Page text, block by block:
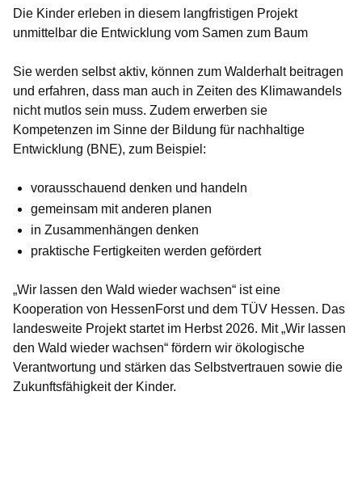
Die Kinder erleben in diesem langfristigen Projekt
unmittelbar die Entwicklung vom Samen zum Baum
Sie werden selbst aktiv, können zum Walderhalt beitragen
und erfahren, dass man auch in Zeiten des Klimawandels
nicht mutlos sein muss. Zudem erwerben sie
Kompetenzen im Sinne der Bildung für nachhaltige
Entwicklung (BNE), zum Beispiel:
vorausschauend denken und handeln
gemeinsam mit anderen planen
in Zusammenhängen denken
praktische Fertigkeiten werden gefördert
„Wir lassen den Wald wieder wachsen“ ist eine
Kooperation von HessenForst und dem TÜV Hessen. Das
landesweite Projekt startet im Herbst 2026. Mit „Wir lassen
den Wald wieder wachsen“ fördern wir ökologische
Verantwortung und stärken das Selbstvertrauen sowie die
Zukunftsfähigkeit der Kinder.